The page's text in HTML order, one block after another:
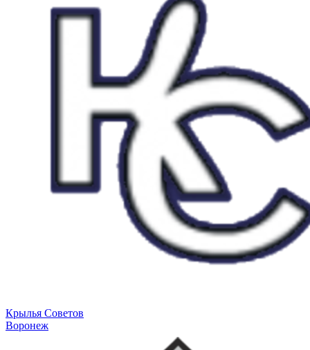
Крылья Советов
Воронеж